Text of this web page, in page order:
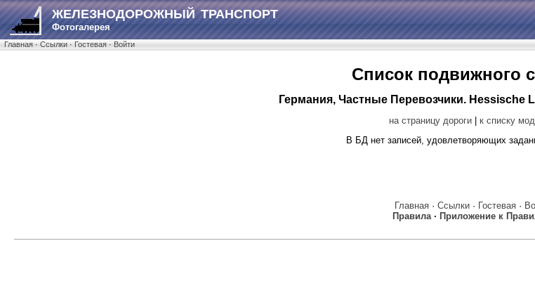
ЖЕЛЕЗНОДОРОЖНЫЙ ТРАНСПОРТ
Фотогалерея
Главная·Ссылки·Гостевая·Войти
Список подвижного
Германия, Частные Перевозчики. Hessische
на страницу дороги| к списку
В БД нет записей, удовлетворяющих
Главная· Ссылки· Гостевая·
Правила· Приложение к